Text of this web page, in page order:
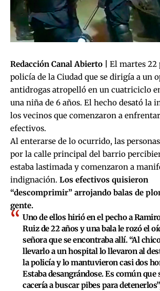
Redacción Canal Abierto |
El martes 22
policía de la Ciudad que se dirigía a un
antidrogas atropelló en un cuatriciclo
una niña de 6 años. El hecho desató la
los vecinos que comenzaron a
efectivos.
Al enterarse de lo ocurrido, las
por la calle principal del barrio
estaba lastimada y comenzaron a
indignación. Los efectivos quisieron
“descomprimir” arrojando balas de
gente.
Uno de ellos hirió en el pecho a
Ruiz de 22 años y una bala le rozó el
señora que se encontraba allí. “Al
llevarlo a un hospital lo llevaron al
la policía y lo mantuvieron casi dos
Estaba desangrándose. Es común que
cacería a buscar pibes para